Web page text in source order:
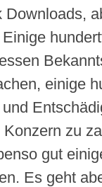
Downloads,
einige
zu
gut
Es geht